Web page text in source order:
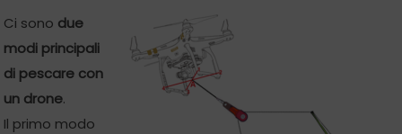
Ci sono due
modi principali
di pescare con
un drone.
Il primo modo